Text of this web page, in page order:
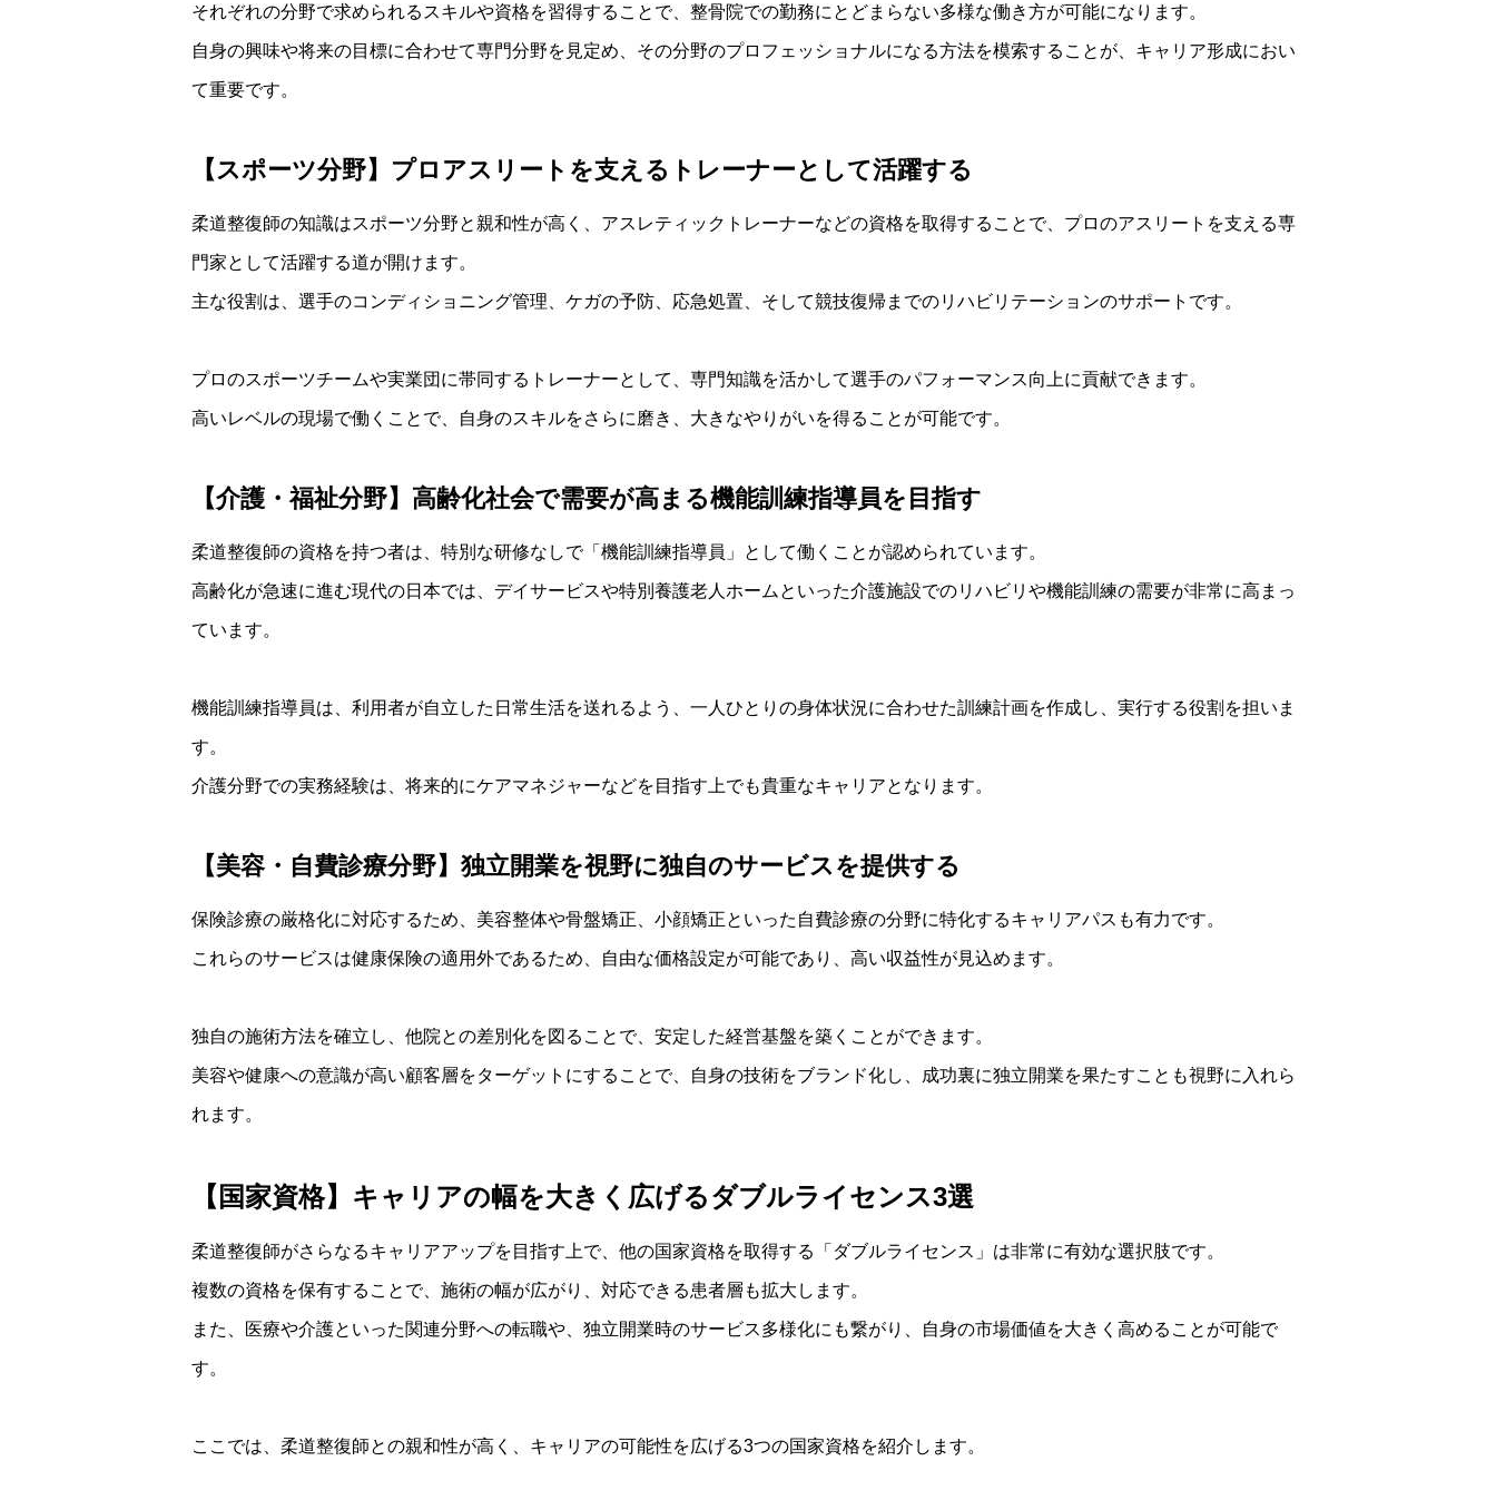
それぞれの分野で求められるスキルや資格を習得することで、整骨院での勤務にとどまらない多様な働き方が可能になります。
自身の興味や将来の目標に合わせて専門分野を見定め、その分野のプロフェッショナルになる方法を模索することが、キャリア形成におい
て重要です。
【スポーツ分野】プロアスリートを支えるトレーナーとして活躍する
柔道整復師の知識はスポーツ分野と親和性が高く、アスレティックトレーナーなどの資格を取得することで、プロのアスリートを支える専
門家として活躍する道が開けます。
主な役割は、選手のコンディショニング管理、ケガの予防、応急処置、そして競技復帰までのリハビリテーションのサポートです。
プロのスポーツチームや実業団に帯同するトレーナーとして、専門知識を活かして選手のパフォーマンス向上に貢献できます。
高いレベルの現場で働くことで、自身のスキルをさらに磨き、大きなやりがいを得ることが可能です。
【介護・福祉分野】高齢化社会で需要が高まる機能訓練指導員を目指す
柔道整復師の資格を持つ者は、特別な研修なしで「機能訓練指導員」として働くことが認められています。
高齢化が急速に進む現代の日本では、デイサービスや特別養護老人ホームといった介護施設でのリハビリや機能訓練の需要が非常に高まっ
ています。
機能訓練指導員は、利用者が自立した日常生活を送れるよう、一人ひとりの身体状況に合わせた訓練計画を作成し、実行する役割を担いま
す。
介護分野での実務経験は、将来的にケアマネジャーなどを目指す上でも貴重なキャリアとなります。
【美容・自費診療分野】独立開業を視野に独自のサービスを提供する
保険診療の厳格化に対応するため、美容整体や骨盤矯正、小顔矯正といった自費診療の分野に特化するキャリアパスも有力です。
これらのサービスは健康保険の適用外であるため、自由な価格設定が可能であり、高い収益性が見込めます。
独自の施術方法を確立し、他院との差別化を図ることで、安定した経営基盤を築くことができます。
美容や健康への意識が高い顧客層をターゲットにすることで、自身の技術をブランド化し、成功裏に独立開業を果たすことも視野に入れら
れます。
【国家資格】キャリアの幅を大きく広げるダブルライセンス3選
柔道整復師がさらなるキャリアアップを目指す上で、他の国家資格を取得する「ダブルライセンス」は非常に有効な選択肢です。
複数の資格を保有することで、施術の幅が広がり、対応できる患者層も拡大します。
また、医療や介護といった関連分野への転職や、独立開業時のサービス多様化にも繋がり、自身の市場価値を大きく高めることが可能で
す。
ここでは、柔道整復師との親和性が高く、キャリアの可能性を広げる3つの国家資格を紹介します。